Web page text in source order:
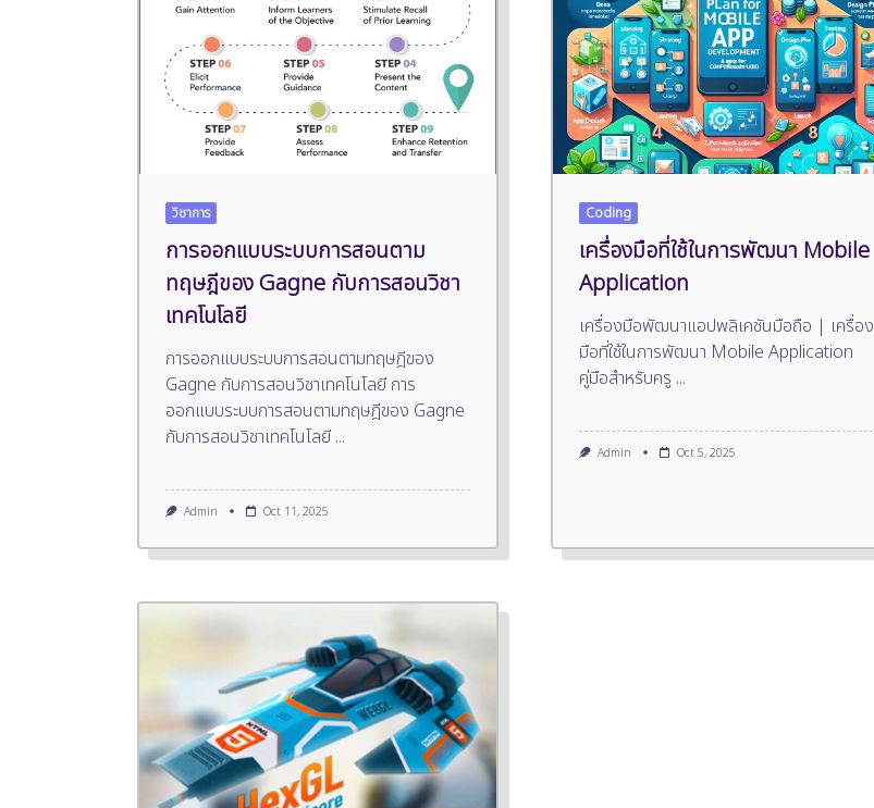
วิชาการ
การออกแบบระบบการสอนตาม
ทฤษฎีของ Gagne กับการสอนวิชา
เทคโนโลยี
การออกแบบระบบการสอนตามทฤษฎีของ
Gagne กับการสอนวิชาเทคโนโลยี การ
ออกแบบระบบการสอนตามทฤษฎีของ Gagne
กับการสอนวิชาเทคโนโลยี ...
Admin Oct 11, 2025
Coding
เครื่องมือที่ใช้ในการพัฒนา Mobile
Application
เครื่องมือพัฒนาแอปพลิเคชันมือถือ | เครื่อง
มือที่ใช้ในการพัฒนา Mobile Application
คู่มือสำหรับครู ...
Admin Oct 5, 2025